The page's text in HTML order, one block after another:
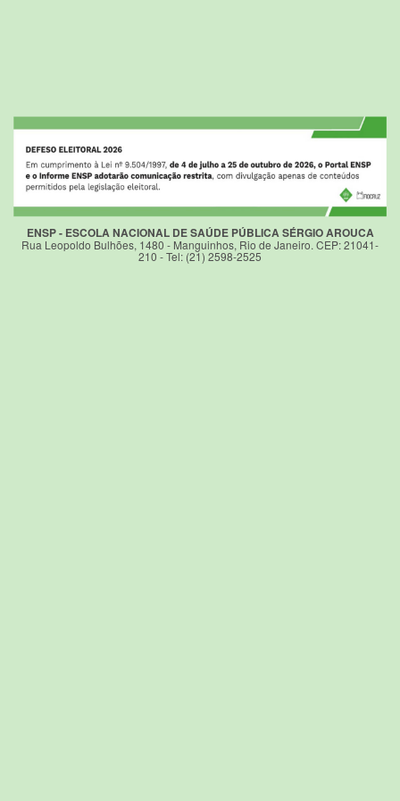
ENSP - ESCOLA NACIONAL DE SAÚDE PÚBLICA SÉRGIO AROUCA
Rua Leopoldo Bulhões, 1480 - Manguinhos, Rio de Janeiro. CEP: 21041-
210 - Tel: (21) 2598-2525